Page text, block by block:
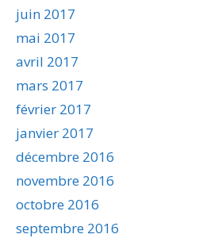
juin 2017
mai 2017
avril 2017
mars 2017
février 2017
janvier 2017
décembre 2016
novembre 2016
octobre 2016
septembre 2016